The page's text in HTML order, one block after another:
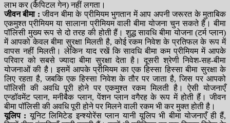
लाभ कर (कैपिटल गेन) नहीं लगता।
जीवन बीमा : जीवन बीमा के प्रीमियम भुगतान में आप अपनी जरूरत के मुताबिक
एकमुश्त प्रीमियम या सालाना प्रीमियम वाली बीमा योजना चुन सकते हैं। बीमा
पॉलिसी मुख्य रूप से दो तरह की होती हैं। शुद्ध सावधि बीमा योजना (टर्म प्लान)
में आपको केवल बीमा सुरक्षा मिलती है, कोई रकम निवेश के प्रतिफल के रूप में
वापस नहीं मिलती। लेकिन याद रखें कि सावधि बीमा कम प्रीमियम में आपके
परिवार को सबसे ज्यादा बीमा सुरक्षा देता है। दूसरी श्रेणी निवेश-सह-बीमा
योजनाओं की है। इसमें आपके प्रीमियम का एक हिस्सा हिस्सा बीमा सुरक्षा के
लिए रहता है, जबकि एक हिस्सा निवेश के तौर पर जाता है, जिस पर आपको
पॉलिसी की अवधि पूरी होने पर एकमुश्त रकम मिलती है। ऐसी योजनाएँ
एन्डॉवमेंट प्लान, मनीबैक प्लान, पेंशन प्लान वगैरह के रूप में होती हैं। जीवन
बीमा पॉलिसी की अवधि पूरी होने पर मिलने वाली रकम भी कर मुक्त होती है।
यूलिप : यूनिट लिमिटेड इन्श्योरेंस प्लान यानी यूलिप भी बीमा योजनाएँ ही हैं,